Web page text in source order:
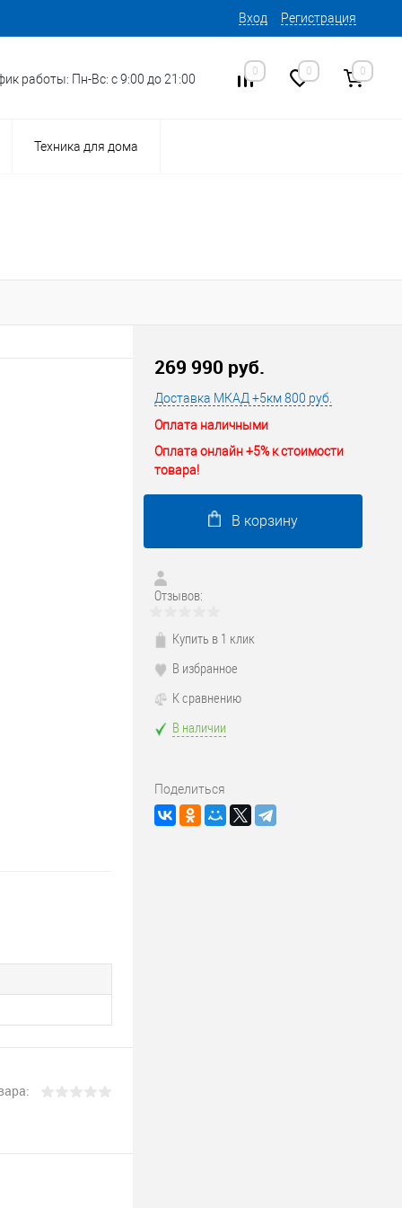
Вход Регистрация
работы: Пн-Вс: с 9:00 до 21:00
0 0 0
Техника для дома
269 990 руб.
Доставка МКАД +5км 800 руб.
Оплата наличными
Оплата онлайн +5% к стоимости
товара!
В корзину
Отзывов:
Купить в 1 клик
В избранное
К сравнению
В наличии
Поделиться